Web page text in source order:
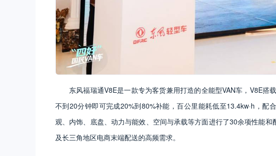
东风福瑞通V8E是一款专为客货兼用打造的全能型VAN车，V8E搭
不到20分钟即可完成20%到80%补能，百公里能耗低至13.4kw·h，配
观、内饰、底盘、动力与能效、空间与承载等方面进行了30余项性能
及长三角地区电商末端配送的高频需求。